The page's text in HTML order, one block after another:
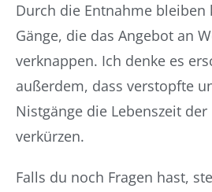
Durch die Entnahme bleiben
Gänge, die das Angebot an
verknappen. Ich denke es
außerdem, dass verstopfte
Nistgänge die Lebenszeit
verkürzen.
Falls du noch Fragen hast,